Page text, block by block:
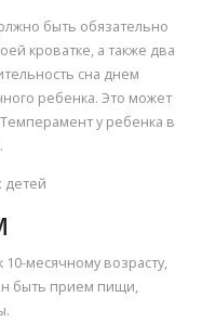
быть обязательно
кроватке, а также два
сна днем
ребенка. Это может
у ребенка в
детей
месячному возрасту,
быть прием пищи,